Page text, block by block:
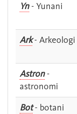
Yn- Yunani
Ark- Arkeologi
Astron-
astronomi
Bot- botani